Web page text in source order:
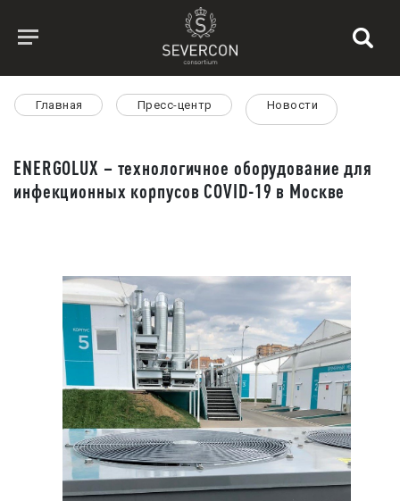
Главная Пресс-центр Новости
ENERGOLUX – технологичное оборудование для
инфекционных корпусов COVID-19 в Москве